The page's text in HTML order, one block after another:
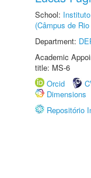
School:
(Câmpus de
Department:
Academic
title: MS-6
Orcid
Dimensions
Repositório